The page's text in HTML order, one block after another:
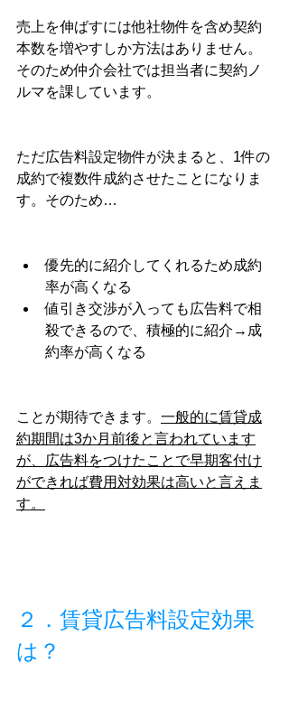
売上を伸ばすには他社物件を含め契約
本数を増やすしか方法はありません。
そのため仲介会社では担当者に契約ノ
ルマを課しています。
ただ広告料設定物件が決まると、1件の
成約で複数件成約させたことになりま
す。そのため…
優先的に紹介してくれるため成約
率が高くなる
値引き交渉が入っても広告料で相
殺できるので、積極的に紹介→成
約率が高くなる
ことが期待できます。 一般的に賃貸成
約期間は3か月前後と言われています
が、広告料をつけたことで早期客付け
ができれば費用対効果は高いと言えま
す。
２．賃貸広告料設定効果
は？